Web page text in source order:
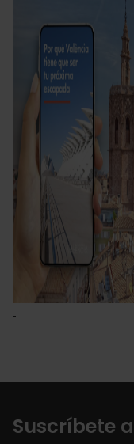
Suscríbete